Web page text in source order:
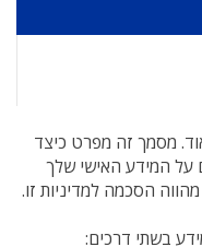
מסמך זה מפרט כיצד
על המידע האישי שלך
הסכמה למדיניות זו.
בשתי דרכים: